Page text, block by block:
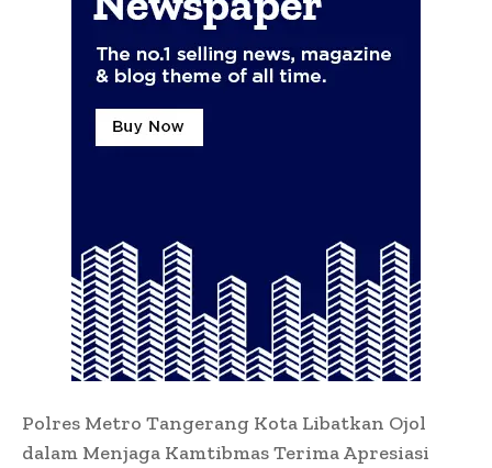
Polres Metro Tangerang Kota Libatkan Ojol
dalam Menjaga Kamtibmas Terima Apresiasi